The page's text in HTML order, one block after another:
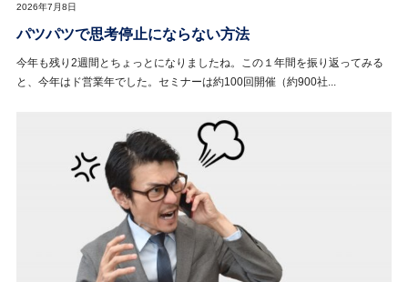
2026年7月8日
パツパツで思考停止にならない方法
今年も残り2週間とちょっとになりましたね。この１年間を振り返ってみる
と、今年はド営業年でした。セミナーは約100回開催（約900社...